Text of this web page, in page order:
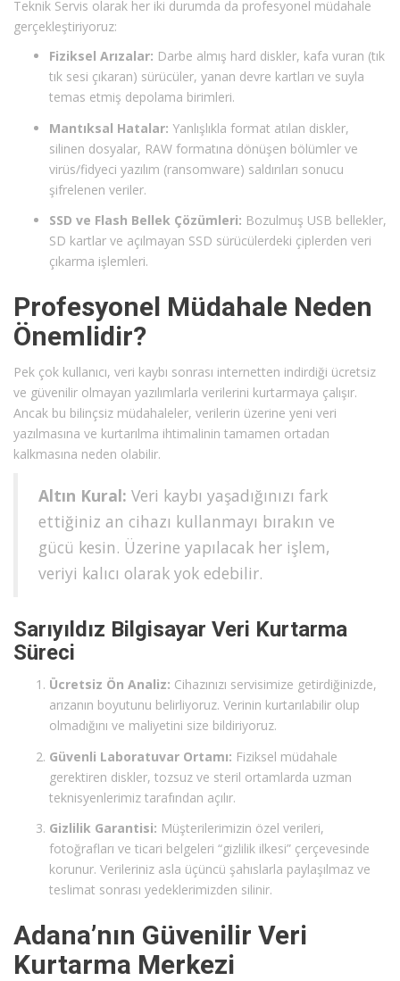
Teknik Servis olarak her iki durumda da profesyonel müdahale
gerçekleştiriyoruz:
Fiziksel Arızalar: Darbe almış hard diskler, kafa vuran (tık
tık sesi çıkaran) sürücüler, yanan devre kartları ve suyla
temas etmiş depolama birimleri.
Mantıksal Hatalar: Yanlışlıkla format atılan diskler,
silinen dosyalar, RAW formatına dönüşen bölümler ve
virüs/fidyeci yazılım (ransomware) saldırıları sonucu
şifrelenen veriler.
SSD ve Flash Bellek Çözümleri: Bozulmuş USB bellekler,
SD kartlar ve açılmayan SSD sürücülerdeki çiplerden veri
çıkarma işlemleri.
Profesyonel Müdahale Neden
Önemlidir?
Pek çok kullanıcı, veri kaybı sonrası internetten indirdiği ücretsiz
ve güvenilir olmayan yazılımlarla verilerini kurtarmaya çalışır.
Ancak bu bilinçsiz müdahaleler, verilerin üzerine yeni veri
yazılmasına ve kurtarılma ihtimalinin tamamen ortadan
kalkmasına neden olabilir.
Altın Kural: Veri kaybı yaşadığınızı fark
ettiğiniz an cihazı kullanmayı bırakın ve
gücü kesin. Üzerine yapılacak her işlem,
veriyi kalıcı olarak yok edebilir.
Sarıyıldız Bilgisayar Veri Kurtarma
Süreci
Ücretsiz Ön Analiz: Cihazınızı servisimize getirdiğinizde,
arızanın boyutunu belirliyoruz. Verinin kurtarılabilir olup
olmadığını ve maliyetini size bildiriyoruz.
Güvenli Laboratuvar Ortamı: Fiziksel müdahale
gerektiren diskler, tozsuz ve steril ortamlarda uzman
teknisyenlerimiz tarafından açılır.
Gizlilik Garantisi: Müşterilerimizin özel verileri,
fotoğrafları ve ticari belgeleri “gizlilik ilkesi” çerçevesinde
korunur. Verileriniz asla üçüncü şahıslarla paylaşılmaz ve
teslimat sonrası yedeklerimizden silinir.
Adana’nın Güvenilir Veri
Kurtarma Merkezi